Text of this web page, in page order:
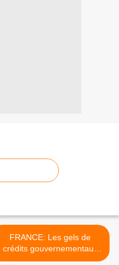
FRANCE: Les gels de
crédits gouvernementaux
glacent les comptes des